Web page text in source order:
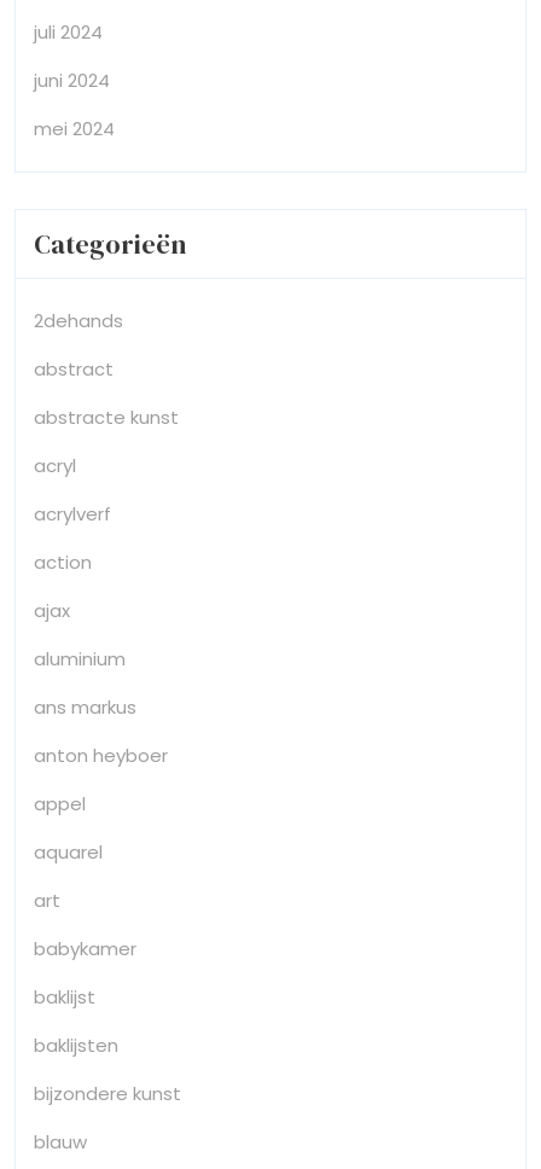
juli 2024
juni 2024
mei 2024
Categorieën
2dehands
abstract
abstracte kunst
acryl
acrylverf
action
ajax
aluminium
ans markus
anton heyboer
appel
aquarel
art
babykamer
baklijst
baklijsten
bijzondere kunst
blauw